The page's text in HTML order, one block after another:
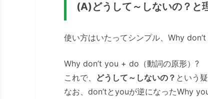
(A)どうして～しないの？と
使い方はいたってシンプル、Why
Why don’t you + do（動詞の原形）?
これで、
どうして～しないの？ という
なお、don’tとyouが逆になったWhy